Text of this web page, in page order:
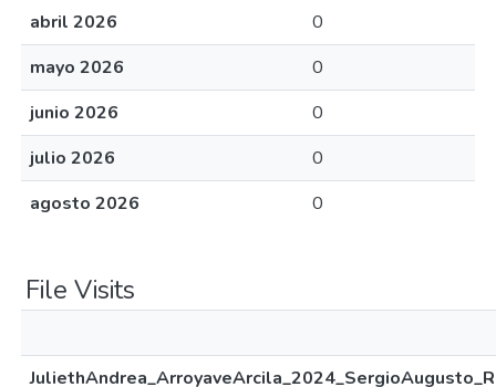
abril 2026
0
mayo 2026
0
junio 2026
0
julio 2026
0
agosto 2026
0
File Visits